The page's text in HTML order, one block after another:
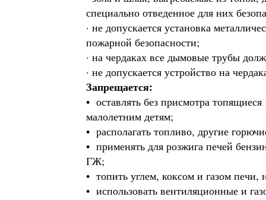
специально отведенное для них
· не допускается установка
пожарной безопасности;
· на чердаках все дымовые трубы
· не допускается устройство на
Запрещается:
• оставлять без присмотра
малолетним детям;
• располагать топливо, другие
• применять для розжига печей
ГЖ;
• топить углем, коксом и газом печи,
• использовать вентиляционные и